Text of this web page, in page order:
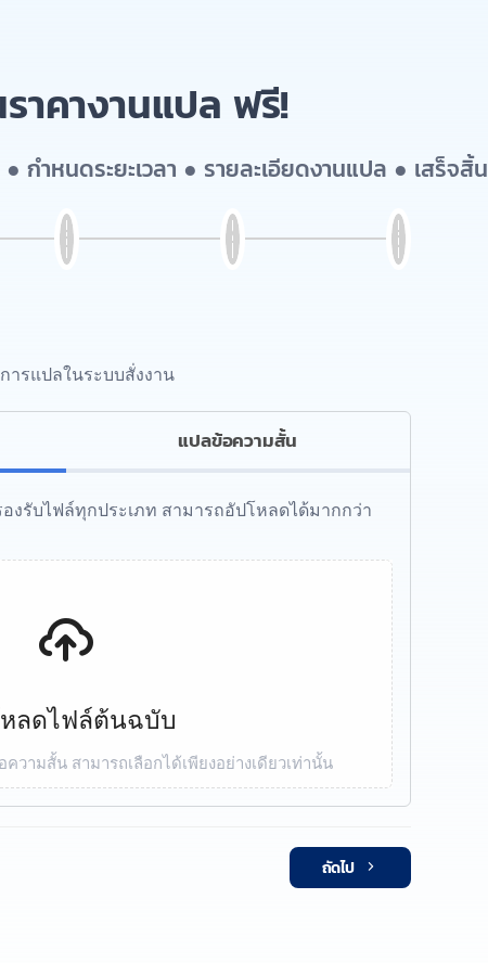
าคางานแปล ฟรี!
กำหนดระยะเวลา ● รายละเอียดงานแปล ● เสร็จสิ้น
รแปลในระบบสั่งงาน
แปลข้อความสั้น
งรับไฟล์ทุกประเภท สามารถอัปโหลดได้มากกว่า
ลดไฟล์ต้นฉบับ
ามสั้น สามารถเลือกได้เพียงอย่างเดียวเท่านั้น
ถัดไป